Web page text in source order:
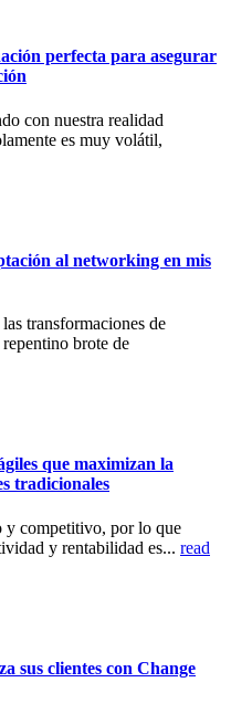
perfecta para asegurar
con nuestra realidad
es muy volátil,
al networking en mis
transformaciones de
brote de
que maximizan la
tradicionales
y competitivo, por lo que
y rentabilidad es... read
sus clientes con Change